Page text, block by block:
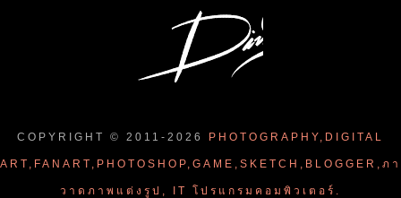
COPYRIGHT © 2011- 2026 PHOTOGRAPHY,DIGITAL
ART,FANART,PHOTOSHOP,GAME,SKETCH,BLOGGER,ภ
วาดภาพแต่งรูป, IT โปรแกรมคอมพิวเตอร์.